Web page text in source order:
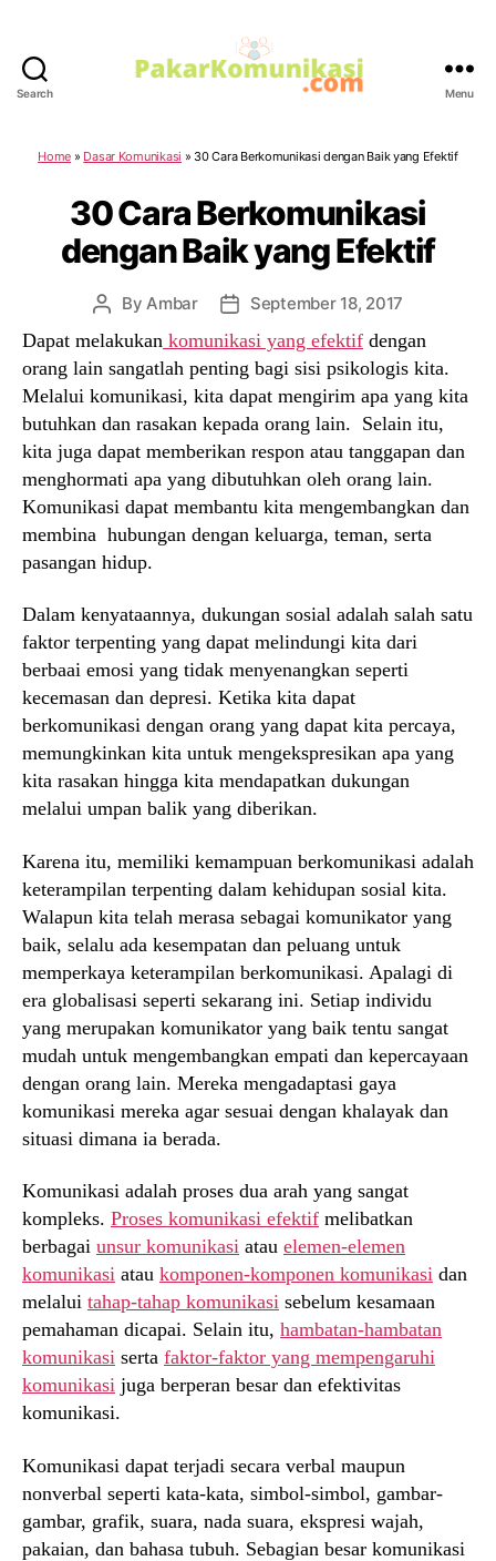
Search Menu
Home » Dasar Komunikasi » 30 Cara Berkomunikasi dengan Baik yang Efektif
30 Cara Berkomunikasi
dengan Baik yang Efektif
Post
author
ByAmbar
Post
date
September 18, 2017
Dapat melakukan komunikasi yang efektif dengan
orang lain sangatlah penting bagi sisi psikologis kita.
Melalui komunikasi, kita dapat mengirim apa yang kita
butuhkan dan rasakan kepada orang lain. Selain itu,
kita juga dapat memberikan respon atau tanggapan dan
menghormati apa yang dibutuhkan oleh orang lain.
Komunikasi dapat membantu kita mengembangkan dan
membina hubungan dengan keluarga, teman, serta
pasangan hidup.
Dalam kenyataannya, dukungan sosial adalah salah satu
faktor terpenting yang dapat melindungi kita dari
berbaai emosi yang tidak menyenangkan seperti
kecemasan dan depresi. Ketika kita dapat
berkomunikasi dengan orang yang dapat kita percaya,
memungkinkan kita untuk mengekspresikan apa yang
kita rasakan hingga kita mendapatkan dukungan
melalui umpan balik yang diberikan.
Karena itu, memiliki kemampuan berkomunikasi adalah
keterampilan terpenting dalam kehidupan sosial kita.
Walapun kita telah merasa sebagai komunikator yang
baik, selalu ada kesempatan dan peluang untuk
memperkaya keterampilan berkomunikasi. Apalagi di
era globalisasi seperti sekarang ini. Setiap individu
yang merupakan komunikator yang baik tentu sangat
mudah untuk mengembangkan empati dan kepercayaan
dengan orang lain. Mereka mengadaptasi gaya
komunikasi mereka agar sesuai dengan khalayak dan
situasi dimana ia berada.
Komunikasi adalah proses dua arah yang sangat
kompleks. Proses komunikasi efektif melibatkan
berbagai unsur komunikasi atau elemen-elemen
komunikasi atau komponen-komponen komunikasi dan
melalui tahap-tahap komunikasi sebelum kesamaan
pemahaman dicapai. Selain itu, hambatan-hambatan
komunikasi serta faktor-faktor yang mempengaruhi
komunikasi juga berperan besar dan efektivitas
komunikasi.
Komunikasi dapat terjadi secara verbal maupun
nonverbal seperti kata-kata, simbol-simbol, gambar-
gambar, grafik, suara, nada suara, ekspresi wajah,
pakaian, dan bahasa tubuh. Sebagian besar komunikasi